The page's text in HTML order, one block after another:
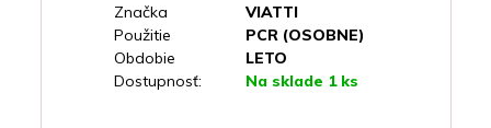
Značka
VIATTI
Použitie
PCR (OSOBNE)
Obdobie
LETO
Dostupnosť:
Na sklade 1 ks